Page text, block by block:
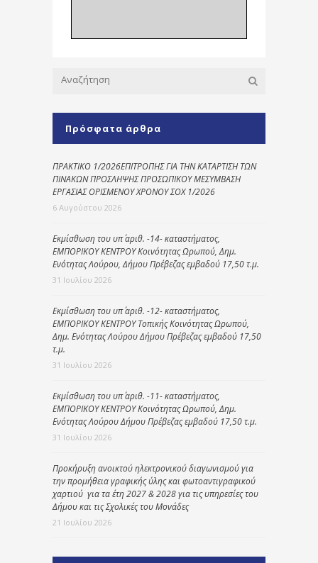
Πρόσφατα άρθρα
ΠΡΑΚΤΙΚΟ 1/2026ΕΠΙΤΡΟΠΗΣ ΓΙΑ ΤΗΝ ΚΑΤΑΡΤΙΣΗ ΤΩΝ
ΠΙΝΑΚΩΝ ΠΡΟΣΛΗΨΗΣ ΠΡΟΣΩΠΙΚΟΥ ΜΕΣΥΜΒΑΣΗ
ΕΡΓΑΣΙΑΣ ΟΡΙΣΜΕΝΟΥ ΧΡΟΝΟΥ ΣΟΧ 1/2026
6 Αυγούστου 2026
Εκμίσθωση του υπ΄ αριθ. -14- καταστήματος,
ΕΜΠΟΡΙΚΟΥ ΚΕΝΤΡΟΥ Κοινότητας Ωρωπού, Δημ.
Ενότητας Λούρου, Δήμου Πρέβεζας εμβαδού 17,50 τ.μ.
31 Ιουλίου 2026
Εκμίσθωση του υπ΄ αριθ. -12- καταστήματος,
ΕΜΠΟΡΙΚΟΥ ΚΕΝΤΡΟΥ Τοπικής Κοινότητας Ωρωπού,
Δημ. Ενότητας Λούρου Δήμου Πρέβεζας εμβαδού 17,50
τ.μ.
31 Ιουλίου 2026
Εκμίσθωση του υπ΄ αριθ. -11- καταστήματος,
ΕΜΠΟΡΙΚΟΥ ΚΕΝΤΡΟΥ Κοινότητας Ωρωπού, Δημ.
Ενότητας Λούρου Δήμου Πρέβεζας εμβαδού 17,50 τ.μ.
31 Ιουλίου 2026
Προκήρυξη ανοικτού ηλεκτρονικού διαγωνισμού για
την προμήθεια γραφικής ύλης και φωτοαντιγραφικού
χαρτιού για τα έτη 2027 & 2028 για τις υπηρεσίες του
Δήμου και τις Σχολικές του Μονάδες
21 Ιουλίου 2026